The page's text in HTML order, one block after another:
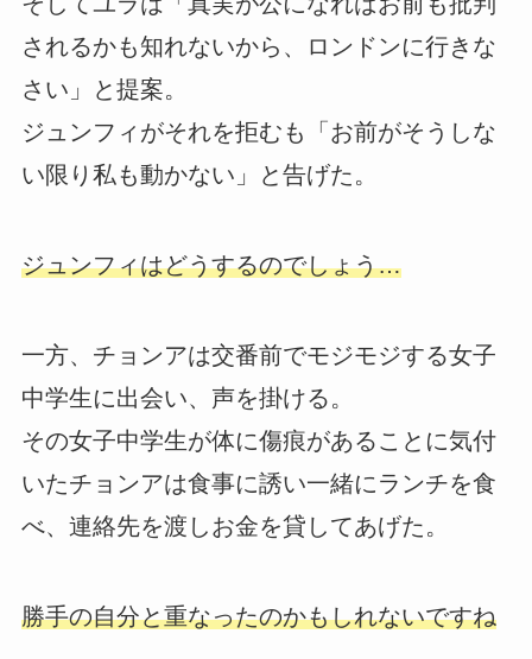
されるかも知れないから、ロンドンに行きな
さい」と提案。
ジュンフィがそれを拒むも「お前がそうしな
い限り私も動かない」と告げた。
ジュンフィはどうするのでしょう…
一方、チョンアは交番前でモジモジする女子
中学生に出会い、声を掛ける。
その女子中学生が体に傷痕があることに気付
いたチョンアは食事に誘い一緒にランチを食
べ、連絡先を渡しお金を貸してあげた。
勝手の自分と重なったのかもしれないですね